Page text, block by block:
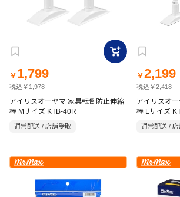
￥ 1,799
税込￥1,978
アイリスオーヤマ 家具転倒防止伸縮
棒 Mサイズ KTB-40R
通常配送 / 店舗受取
￥2,199
税込￥2,418
アイリスオ
棒 Lサイズ
通常配送 / 店